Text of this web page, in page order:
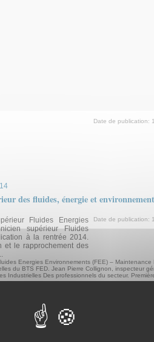
Date de publication:
des fluides, énergie et
Date de publication:
Fluides Energies
supérieur Fluides
à la rentrée 2014.
et le rapprochement des
Energies Environnements (FEE) – Maintenance
du BTS FED. Jean Pierre Collignon, inspecteur
Industrielles Des professionnels du secteur.
2013